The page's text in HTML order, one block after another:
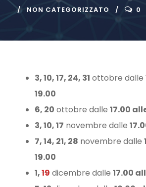
NON CATEGORIZZATO 0
3, 10, 17, 24, 31 ottobre dalle
19.00
6, 20 ottobre dalle 17.00
3, 10, 17 novembre dalle
7, 14, 21, 28 novembre dalle
19.00
1,19dicembre dalle 17.00